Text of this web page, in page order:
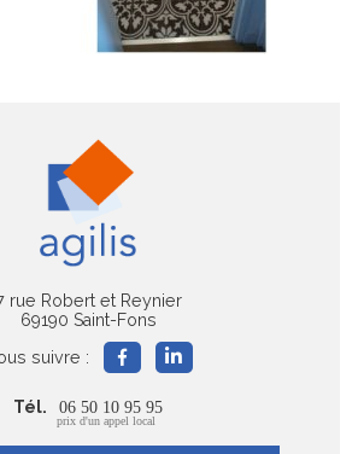
rue Robert et Reynier
69190 Saint-Fons
suivre :
Tél. 06 50 10 95 95
prix d'un appel local